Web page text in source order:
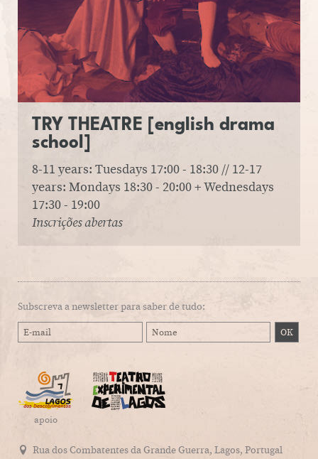
TRY THE­A­TRE [en­glish drama
school]
8-11 years: Tuesdays 17:00 - 18:30 // 12-17
years: Mondays 18:30 - 20:00 + Wednesdays
17:30 - 19:00
Inscrições abertas
apoio
Rua dos Combatentes da Grande Guerra, Lagos, Portugal
Subscreva a newsletter para saber de tudo: